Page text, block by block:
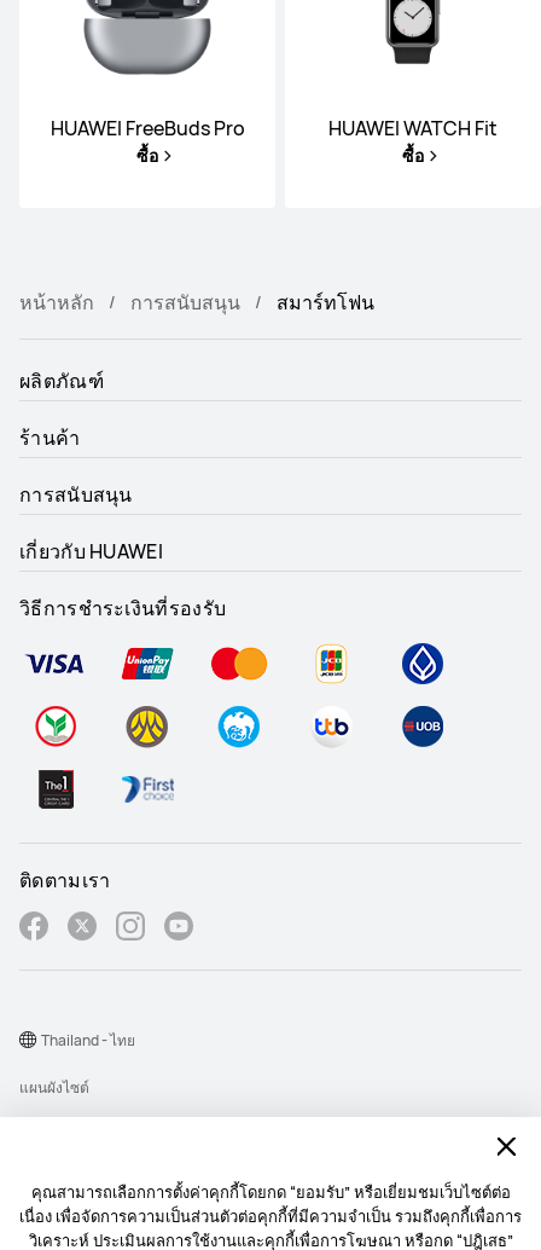
คุณสามารถเลือกการตั้งค่าคุกกี้โดยกด “ยอมรับ” หรือเยี่ยมชมเว็บไซต์ต่อ
เนื่อง เพื่อจัดการความเป็นส่วนตัวต่อคุกกี้ที่มีความจำเป็น รวมถึงคุกกี้เพื่อการ
วิเคราะห์ ประเมินผลการใช้งานและคุกกี้เพื่อการโฆษณา หรือกด “ปฎิเสธ”
HUAWEI FreeBuds Pro
ซื้อ
HUAWEI WATCH Fit
ซื้อ
หน้าหลัก การสนับสนุน สมาร์ทโฟน
ผลิตภัณฑ์
ร้านค้า
การสนับสนุน
เกี่ยวกับ HUAWEI
วิธีการชำระเงินที่รองรับ
ติดตามเรา
แผนผังไซต์
Cookie
Thailand - ไทย